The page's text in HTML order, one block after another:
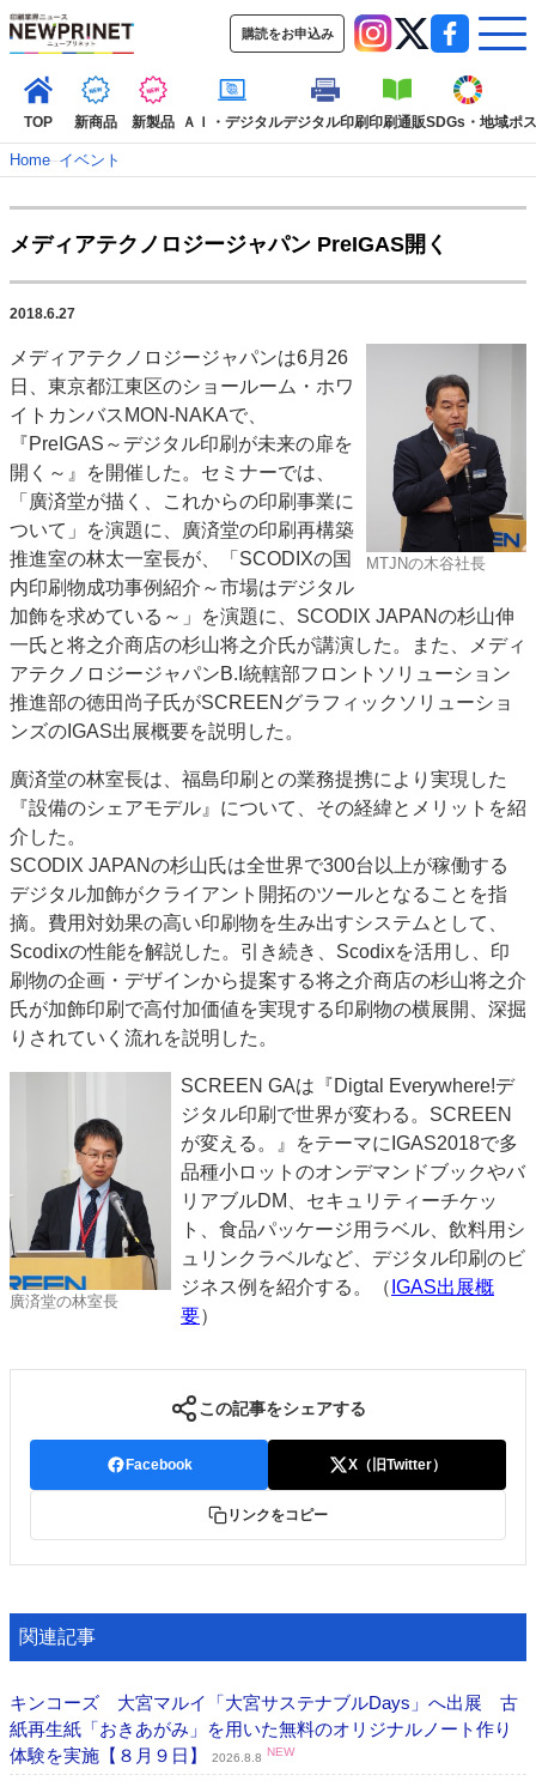
購読をお申込み
TOP 新商品 新製品 ＡＩ・デジタルデジタル印刷印刷通販SDGs・地域ポ
インタビュー
コレクション
新商品 新製品 ＡＩ・デジタル
印刷通販
SDGs・地域
ポストプレス ビジネス 信用情報
業界
市場・統計
人事・移転・異動・訃報
特集記事カテゴリー一覧
特集・デジタル印刷 アイデアで勝負！ ～多様なビジネス・多彩な商材～
JAPAN PACK 2023 特集
中古印刷機・製本機特集
2022 見える化・MIS特集
2022 検査・校正特集
特集・デジタル印刷 ～ 新成長軌道を描く
案内
発刊案内
JFPI印刷用語集 印刷機材年鑑
会社案内
購読・購入申し込み
サイトポリシー
お問い合わせ
Home–イベント
メディアテクノロジージャパン PreIGAS開く
2018.6.27
MTJNの木谷社長
メディアテクノロジージャパンは6月26
日、東京都江東区のショールーム・ホワ
イトカンバスMON-NAKAで、
『PreIGAS～デジタル印刷が未来の扉を
開く～』を開催した。セミナーでは、
「廣済堂が描く、これからの印刷事業に
ついて」を演題に、廣済堂の印刷再構築
推進室の林太一室長が、「SCODIXの国
内印刷物成功事例紹介～市場はデジタル
加飾を求めている～」を演題に、SCODIX JAPANの杉山伸
一氏と将之介商店の杉山将之介氏が講演した。また、メディ
アテクノロジージャパンB.I統轄部フロントソリューション
推進部の徳田尚子氏がSCREENグラフィックソリューショ
ンズのIGAS出展概要を説明した。
廣済堂の林室長は、福島印刷との業務提携により実現した
『設備のシェアモデル』について、その経緯とメリットを紹
介した。
SCODIX JAPANの杉山氏は全世界で300台以上が稼働する
デジタル加飾がクライアント開拓のツールとなることを指
摘。費用対効果の高い印刷物を生み出すシステムとして、
Scodixの性能を解説した。引き続き、Scodixを活用し、印
刷物の企画・デザインから提案する将之介商店の杉山将之介
氏が加飾印刷で高付加価値を実現する印刷物の横展開、深掘
りされていく流れを説明した。
廣済堂の林室長
SCREEN GAは『Digtal Everywhere!デ
ジタル印刷で世界が変わる。SCREEN
が変える。』をテーマにIGAS2018で多
品種小ロットのオンデマンドブックやバ
リアブルDM、セキュリティーチケッ
ト、食品パッケージ用ラベル、飲料用シ
ュリンクラベルなど、デジタル印刷のビ
ジネス例を紹介する。（ IGAS出展概
要）
この記事をシェアする
Facebook X（旧Twitter）
リンクをコピー
関連記事
キンコーズ 大宮マルイ「大宮サステナブルDays」へ出展 古
紙再生紙「おきあがみ」を用いた無料のオリジナルノート作り
体験を実施【８月９日】
2026.8.8 NEW